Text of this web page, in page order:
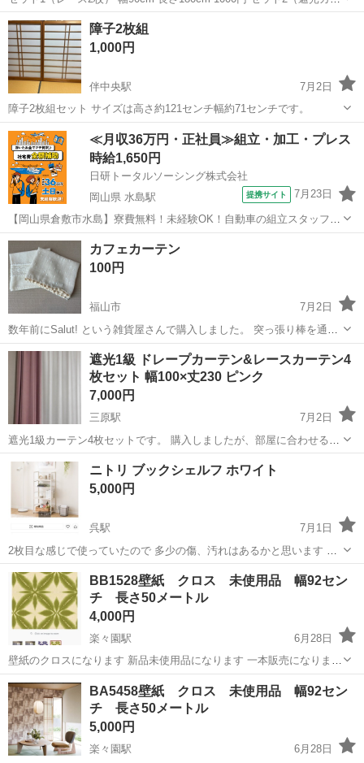
テン水滴柄2枚） 幅105cm 長さ110cm 1500円 2年前購入して1ヶ月ほ
ど使用しましたが、インテリアに合わないためずっと放置して...
広島 尾道市 尾道駅
障子2枚組
1,000円
伴中央駅
7月2日
障子2枚組セット サイズは高さ約121センチ幅約71センチです。
広島 広島市 伴中央駅 カーテン、ブラインド
≪月収36万円・正社員≫組立・加工・プレス
時給1,650円
日研トータルソーシング株式会社
岡山県 水島駅
提携サイト 7月23日
【岡山県倉敷市水島】寮費無料！未経験OK！自動車の組立スタッフ
《お仕事No.NS0089》 お仕事について 車の組立作業です。専用レール
に乗って流れてくる車の骨組みに、車内外の各部品・ハンドル・足回
り・ドア・シートなどの各...
岡山 倉敷市
カフェカーテン
100円
福山市
7月2日
数年前にSalut! という雑貨屋さんで購入しました。 突っ張り棒を通し
て使用するカーテンです。 洗って軽くアイロンをかけていますが、少
しシワ・汚れが残っています。 100cm×45cm 気にならない方にお譲り
します🙇‍♀️
広島 福山市 カーテン、ブラインド
遮光1級 ドレープカーテン&レースカーテン4
枚セット 幅100×丈230 ピンク
7,000円
三原駅
7月2日
遮光1級カーテン4枚セットです。 購入しましたが、部屋に合わせると
イメージしていた色味と少し違ったため出品します。 約2週間使用し
ましたが、目立つ汚れやほつれはなく、状態は良好です。 【セット内
容】 ・ピ...
広島 三原市 三原駅 カーテン、ブラインド
ニトリ ブックシェルフ ホワイト
5,000円
呉駅
7月1日
2枚目な感じで使っていたので 多少の傷、汚れはあるかと思います 新
しいものに買い替えたいため 少しでも安く手に入れたい方いらっしゃ
いましたら🙌 大きいものなので車がいいと思います 広島市内でしたら
都合合いましたらお持ちす...
広島 呉市 カーテン、ブラインド
BB1528壁紙 クロス 未使用品 幅92セン
チ 長さ50メートル
4,000円
楽々園駅
6月28日
壁紙のクロスになります 新品未使用品になります 一本販売になります
メーター330円から450円 17500円から22500円するものと思います 余
ったので安く出品します
広島 広島市 楽々園駅 カーテン、ブラインド 壁紙
BA5458壁紙 クロス 未使用品 幅92セン
チ 長さ50メートル
5,000円
楽々園駅 6月28日